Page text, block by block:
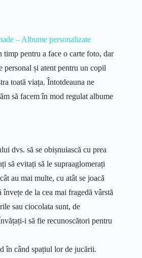
– Albume personalizate
timp pentru a face o carte foto, dar
personal și atent pentru un copil
toată viața. Întotdeauna ne
să facem în mod regulat albume
dvs. să se obișnuiască cu prea
să evitați să le supraaglomerați
au mai multe, cu atât se joacă
de la cea mai fragedă vârstă
sau ciocolata sunt, de
i să fie recunoscători pentru
în când spațiul lor de jucării.